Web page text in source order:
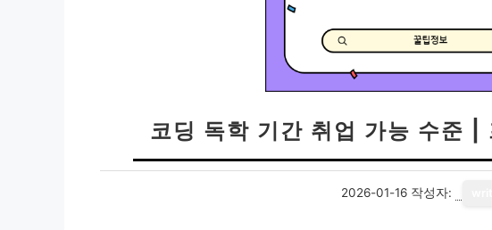
코딩 독학 기간 취업 가능 수준 |
2026-01-16 작성자: